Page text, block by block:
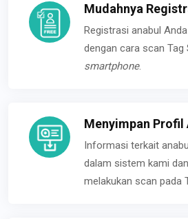
Mudahnya
Registrasi anabul
dengan cara scan Tag
smartphone.
Menyimpan Profil
Informasi terkait
dalam sistem kami
melakukan scan pada